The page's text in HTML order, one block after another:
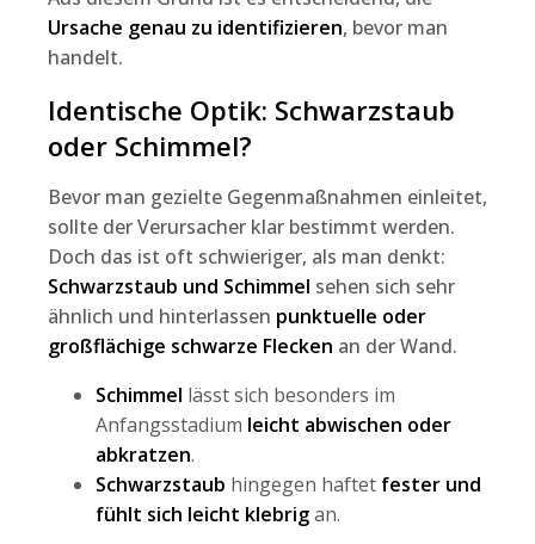
Ursache genau zu identifizieren, bevor man
handelt.
Identische Optik: Schwarzstaub
oder Schimmel?
Bevor man gezielte Gegenmaßnahmen einleitet,
sollte der Verursacher klar bestimmt werden.
Doch das ist oft schwieriger, als man denkt:
Schwarzstaub und Schimmel sehen sich sehr
ähnlich und hinterlassen punktuelle oder
großflächige schwarze Flecken an der Wand.
Schimmel lässt sich besonders im
Anfangsstadium leicht abwischen oder
abkratzen.
Schwarzstaub hingegen haftet fester und
fühlt sich leicht klebrigan.